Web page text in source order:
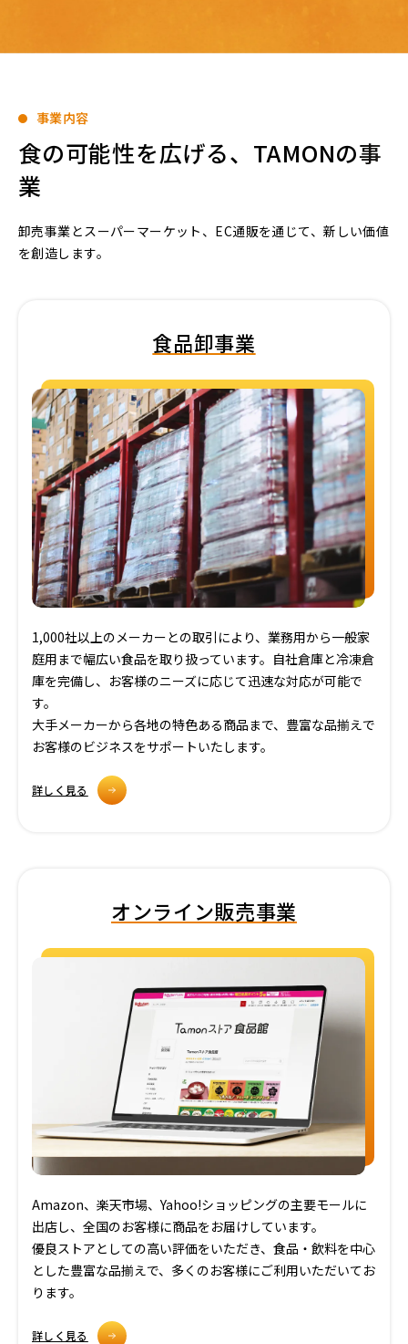
事業内容
食の可能性を広げる、TAMONの事
業
卸売事業とスーパーマーケット、EC通販を通じて、新しい価値
を創造します。
食品卸事業
1,000社以上のメーカーとの取引により、業務用から一般家
庭用まで幅広い食品を取り扱っています。自社倉庫と冷凍倉
庫を完備し、お客様のニーズに応じて迅速な対応が可能で
す。
大手メーカーから各地の特色ある商品まで、豊富な品揃えで
お客様のビジネスをサポートいたします。
詳しく見る
オンライン販売事業
Amazon、楽天市場、Yahoo!ショッピングの主要モールに
出店し、全国のお客様に商品をお届けしています。
優良ストアとしての高い評価をいただき、食品・飲料を中心
とした豊富な品揃えで、多くのお客様にご利用いただいてお
ります。
詳しく見る